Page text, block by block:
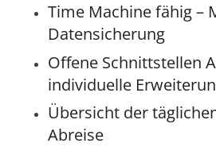
Time Machine fähig –
Datensicherung
Offene Schnittstellen
individuelle
Übersicht der
Abreise